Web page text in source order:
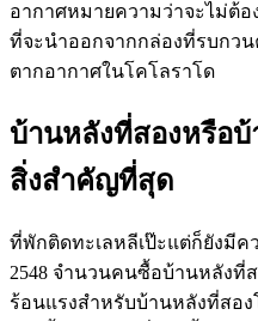
อากาศหมายความว่าจะไม่ต้
ที่จะนำออกจากกล่องที่รบกว
ตากอากาศในโคโลราโด
บ้านหลังที่สองหรือ
สิ่งสำคัญที่สุด
ที่พักติดทะเลหลีเป๊ะแต่ก็ยังมี
2548 จำนวนคนซื้อบ้านหลังที่
ร้อนแรงสำหรับบ้านหลังที่สอง